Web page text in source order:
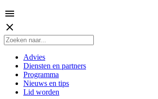
menu
close
Advies
Diensten en partners
Programma
Nieuws en tips
Lid worden